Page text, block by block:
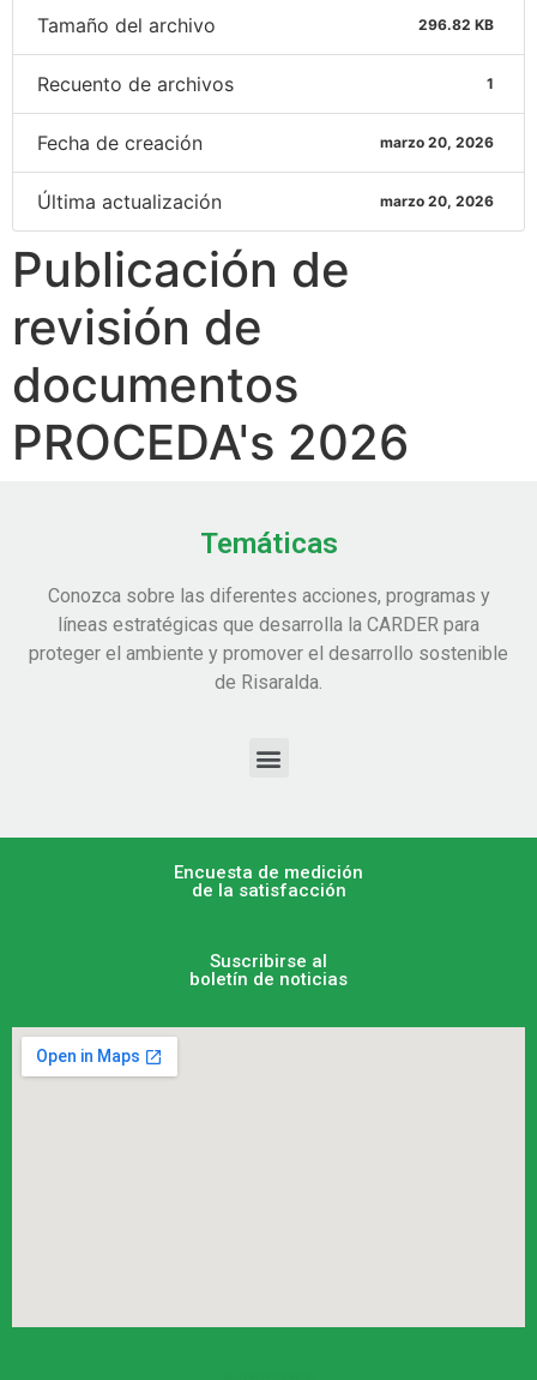
Tamaño del archivo 296.82 KB
Recuento de archivos 1
Fecha de creación marzo 20, 2026
Última actualización marzo 20, 2026
Publicación de
revisión de
documentos
PROCEDA's 2026
Temáticas
Conozca sobre las diferentes acciones, programas y
líneas estratégicas que desarrolla la CARDER para
proteger el ambiente y promover el desarrollo sostenible
de Risaralda.
Encuesta de medición
de la satisfacción
Suscribirse al
boletín de noticias